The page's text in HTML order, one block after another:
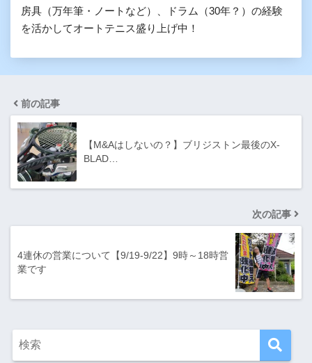
房具（万年筆・ノートなど）、ドラム（30年？）の経験
を活かしてオートテニス盛り上げ中！
前の記事
【M&Aはしないの？】ブリジストン最後のX-
BLAD…
次の記事
4連休の営業について【9/19-9/22】9時～18時営
業です